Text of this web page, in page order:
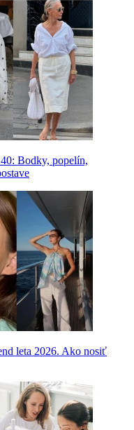
Bodky, popelín,
leta 2026. Ako nosiť